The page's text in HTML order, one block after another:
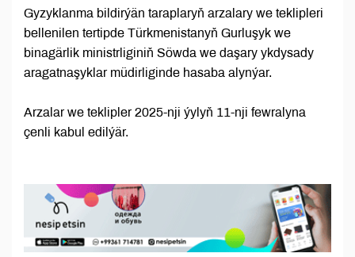
Gyzyklanma bildirýän taraplaryň arzalary we teklipleri
bellenilen tertipde Türkmenistanyň Gurluşyk we
binagärlik ministrliginiň Söwda we daşary ykdysady
aragatnaşyklar müdirliginde hasaba alynýar.
Arzalar we teklipler 2025-nji ýylyň 11-nji fewralyna
çenli kabul edilýär.